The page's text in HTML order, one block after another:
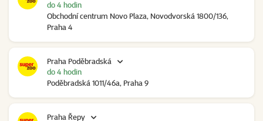
Obchodní centrum Novo Plaza, Novodvorská 1800/136,
Praha 4
do 4 hodin
Praha Poděbradská
Poděbradská 1011/46a, Praha 9
do 4 hodin
Praha Řepy